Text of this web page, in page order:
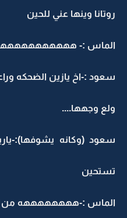
وينها عني للحين
:- ههههههههههههه
:-اخ يازين الضحكه
وجهها....
(وكانه يشوفها):-
:-ههههههههه من لعب